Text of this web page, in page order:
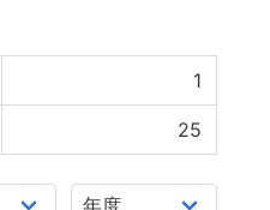
1
25